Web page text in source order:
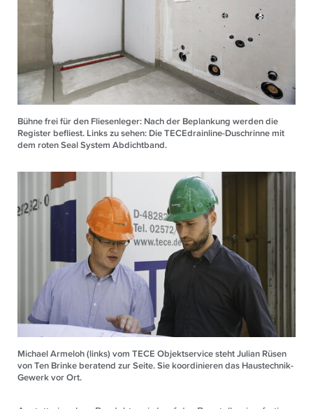
Bühne frei für den Fliesenleger: Nach der Beplankung werden die
Register befliest. Links zu sehen: Die TECEdrainline-Duschrinne mit
dem roten Seal System Abdichtband.
Michael Armeloh (links) vom TECE Objektservice steht Julian Rüsen
von Ten Brinke beratend zur Seite. Sie koordinieren das Haustechnik-
Gewerk vor Ort.